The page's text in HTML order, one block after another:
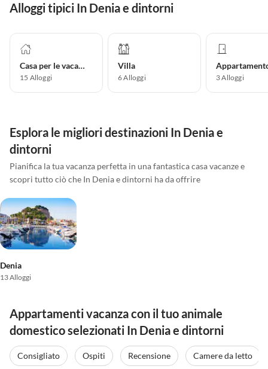
Alloggi tipici In Denia e dintorni
Casa per le vacanze
15 Alloggi
Villa
6Alloggi 3Alloggi
Esplora le migliori destinazioni In Denia e
dintorni
Pianifica la tua vacanza perfetta in una fantastica casa vacanze e
scopri tutto ciò che In Denia e dintorni ha da offrire
Denia
13 Alloggi
Appartamenti vacanza con il tuo animale
domestico selezionati In Denia e dintorni
Consigliato Ospiti Recensione
Camere da letto